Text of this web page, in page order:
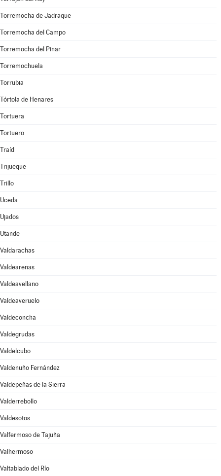
Torremocha de Jadraque
Torremocha del Campo
Torremocha del Pinar
Torremochuela
Torrubia
Tórtola de Henares
Tortuera
Tortuero
Traíd
Trijueque
Trillo
Uceda
Ujados
Utande
Valdarachas
Valdearenas
Valdeavellano
Valdeaveruelo
Valdeconcha
Valdegrudas
Valdelcubo
Valdenuño Fernández
Valdepeñas de la Sierra
Valderrebollo
Valdesotos
Valfermoso de Tajuña
Valhermoso
Valtablado del Río